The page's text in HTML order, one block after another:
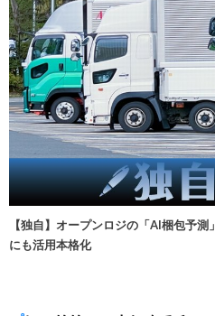
【独自】オープンロジの「AI梱包予
にも活用本格化